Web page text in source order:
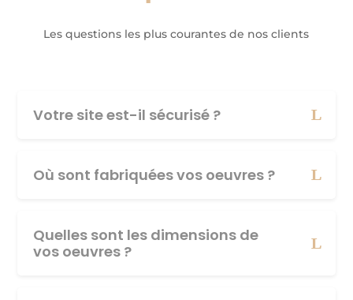
Les questions les plus courantes de nos clients
Votre site est-il sécurisé ?
Où sont fabriquées vos oeuvres ?
Quelles sont les dimensions de
vos oeuvres ?